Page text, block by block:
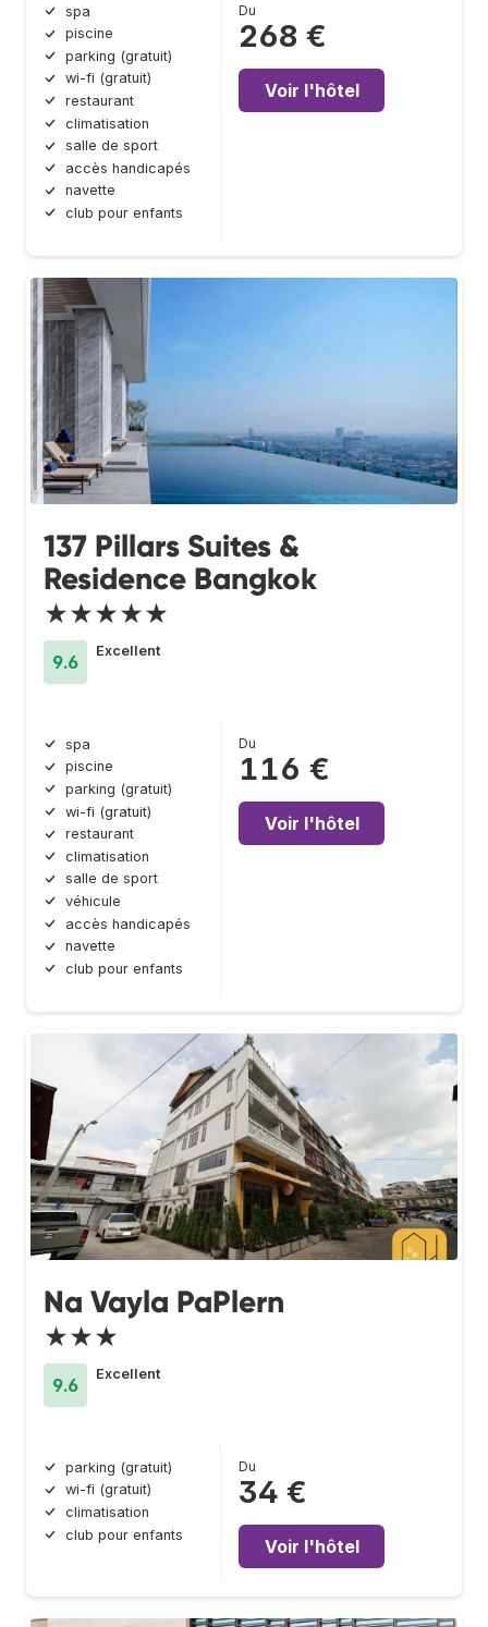
spa
piscine
parking (gratuit)
wi-fi (gratuit)
restaurant
climatisation
salle de sport
accès handicapés
navette
club pour enfants
Du
268 €
Voir l'hôtel
137 Pillars Suites &
Residence Bangkok
★★★★★
9.6
Excellent
spa
piscine
parking (gratuit)
wi-fi (gratuit)
restaurant
climatisation
salle de sport
véhicule
accès handicapés
navette
club pour enfants
Du
116 €
Voir l'hôtel
Na Vayla PaPlern
★★★
9.6
Excellent
parking (gratuit)
wi-fi (gratuit)
climatisation
club pour enfants
Du
34 €
Voir l'hôtel